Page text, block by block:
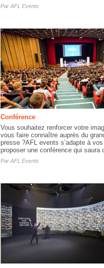
Par AFL Events
Conférence
Vous souhaitez renforcer votre
vous faire connaître auprès du
presse ?AFL events s’adapte à
proposer une conférence qui saura
Par AFL Events